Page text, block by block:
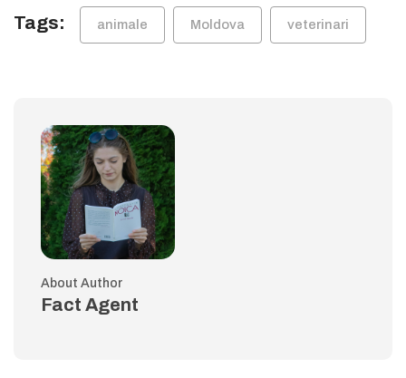
Tags: animale Moldova veterinari
About Author
Fact Agent